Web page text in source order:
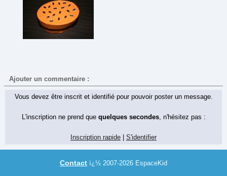
Ajouter un commentaire :
Vous devez être inscrit et identifié pour pouvoir poster un message.
L'inscription ne prend que quelques secondes, n'hésitez pas :
Inscription rapide S'identifier
Contact ï¿½ 2007-2026 EspaceKid